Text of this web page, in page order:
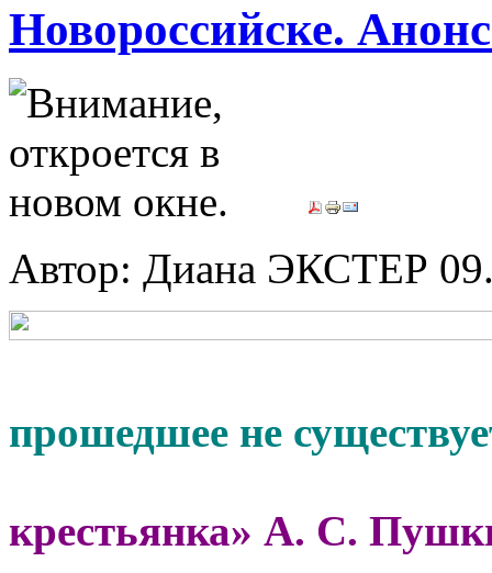
Новороссийске.
Автор: Диана ЭКСТЕР
прошедшее не
крестьянка» А. С.